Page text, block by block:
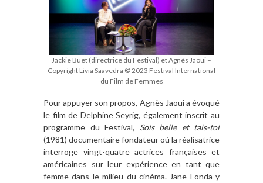
Jackie Buet (directrice du Festival) et Agnès Jaoui –
Copyright Livia Saavedra © 2023 Festival International
du Film de Femmes
Pour appuyer son propos, Agnès Jaoui a évoqué
le film de Delphine Seyrig, également inscrit au
programme du Festival, Sois belle et tais-toi
(1981) documentaire fondateur où la réalisatrice
interroge vingt-quatre actrices françaises et
américaines sur leur expérience en tant que
femme dans le milieu du cinéma. Jane Fonda y